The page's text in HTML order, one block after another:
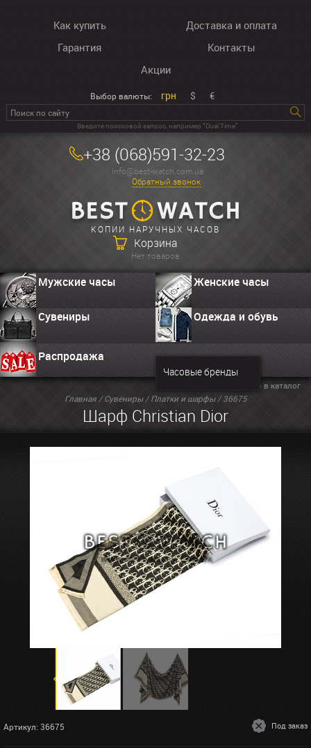
Как купить
Доставка и оплата
Гарантия
Контакты
Акции
Выбор валюты: грн $ €
Введите поисковой запрос, например “Dual Time”
+38 (068)591-32-23
info@best-watch.com.ua
Обратный звонок
КОПИИ НАРУЧНЫХ ЧАСОВ
Корзина
Нет товаров
Мужские часы Женские часы
Сувениры Одежда и обувь
Распродажа
Часовые бренды
Главная/Сувениры/Платки и шарфы/ 36675
Шарф Christian Dior
Вернуться в каталог
Артикул: 36675 Под заказ